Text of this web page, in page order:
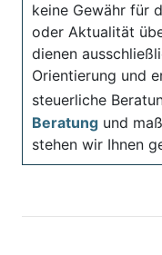
keine Gewähr für
oder Aktualität
dienen
Orientierung und
steuerliche
Beratung und
stehen wir Ihnen